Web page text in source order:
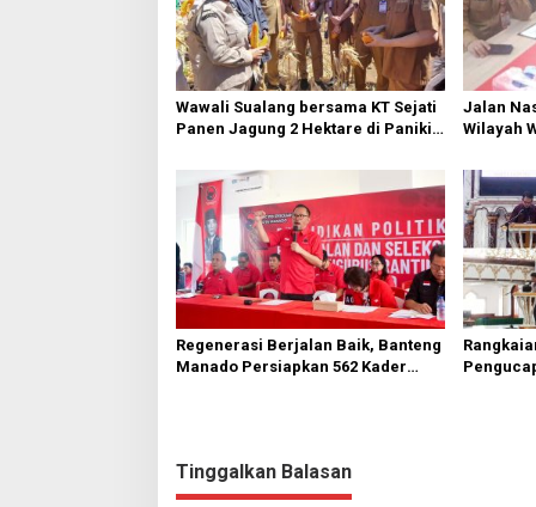
p
o
s
Wawali Sualang bersama KT Sejati
Panen Jagung 2 Hektare di Paniki
Jalan
Wilayah
Regenerasi Berjalan Baik, Banteng
Manado Persiapkan 562 Kader
Tinggalkan Balasan